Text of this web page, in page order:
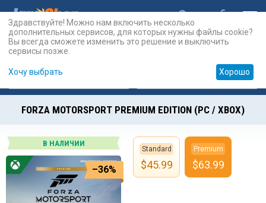
Карты Prepaid
FORZA MOTORSPORT PREMIUM EDITION (PC / XBOX)
В НАЛИЧИИ
–36%
Standard
$45.99
Premium
$63.99
Здравствуйте! Можно нам включить несколько
дополнительных сервисов, для которых нужны файлы cookie?
Вы всегда сможете изменить это решение и выключить
сервисы позже.
Хочу выбрать Хорошо